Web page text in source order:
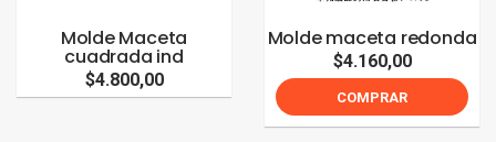
Molde Maceta
cuadrada ind
$4.800,00
Molde maceta redonda
$4.160,00
COMPRAR